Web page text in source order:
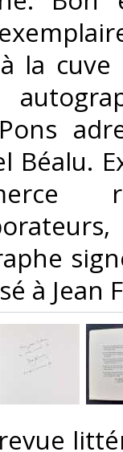
la cuve
Béalu.
à Jean